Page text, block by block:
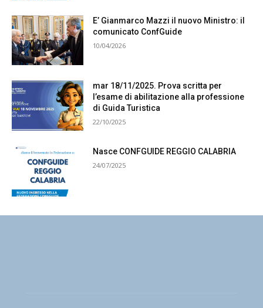
E’ Gianmarco Mazzi il nuovo Ministro: il
comunicato ConfGuide
10/04/2026
mar 18/11/2025. Prova scritta per
l’esame di abilitazione alla professione
di Guida Turistica
22/10/2025
Nasce CONFGUIDE REGGIO CALABRIA
24/07/2025